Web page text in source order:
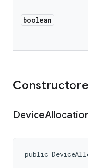
boolean
Device
public